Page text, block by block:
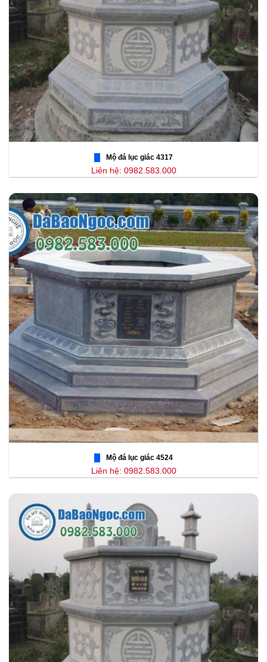
Mộ đá lục giác 4317
Liên hệ: 0982.583.000
Mộ đá lục giác 4524
Liên hệ: 0982.583.000